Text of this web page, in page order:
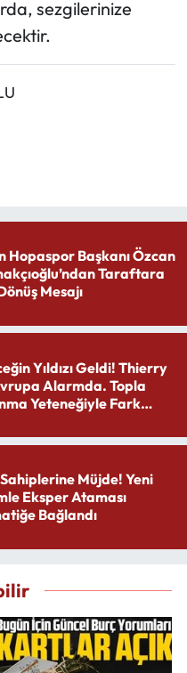
sezgilerinize
Hopaspor Başkanı Özcan
Taraftara
Mesajı
Yıldızı Geldi! Thierry
Alarmda. Topla
Yeteneğiyle Fark
Müjde! Yeni
Eksper Ataması
Bağlandı